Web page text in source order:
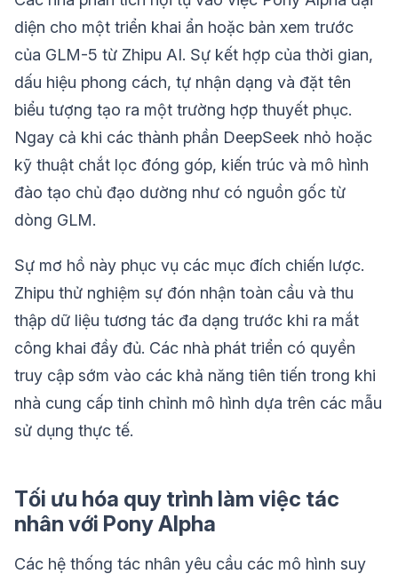
diện cho một triển khai ẩn hoặc bản xem trước
của GLM-5 từ Zhipu AI. Sự kết hợp của thời gian,
dấu hiệu phong cách, tự nhận dạng và đặt tên
biểu tượng tạo ra một trường hợp thuyết phục.
Ngay cả khi các thành phần DeepSeek nhỏ hoặc
kỹ thuật chắt lọc đóng góp, kiến trúc và mô hình
đào tạo chủ đạo dường như có nguồn gốc từ
dòng GLM.
Sự mơ hồ này phục vụ các mục đích chiến lược.
Zhipu thử nghiệm sự đón nhận toàn cầu và thu
thập dữ liệu tương tác đa dạng trước khi ra mắt
công khai đầy đủ. Các nhà phát triển có quyền
truy cập sớm vào các khả năng tiên tiến trong khi
nhà cung cấp tinh chỉnh mô hình dựa trên các mẫu
sử dụng thực tế.
Tối ưu hóa quy trình làm việc tác
nhân với Pony Alpha
Các hệ thống tác nhân yêu cầu các mô hình suy